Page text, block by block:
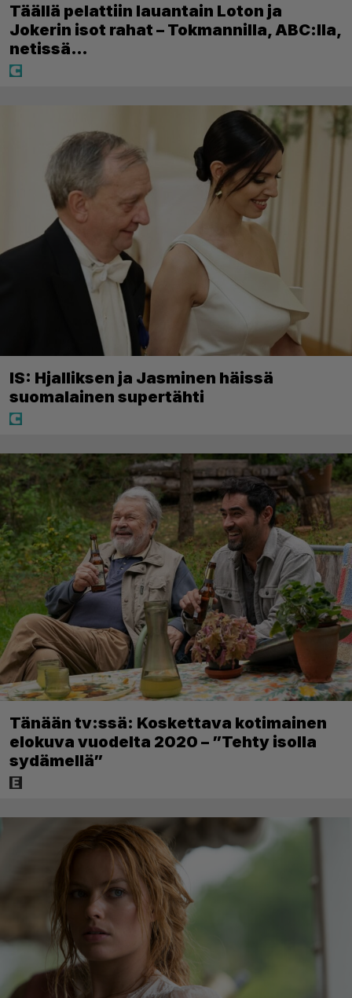
Täällä pelattiin lauantain Loton ja
Jokerin isot rahat – Tokmannilla, ABC:lla,
netissä…
IS: Hjalliksen ja Jasminen häissä
suomalainen supertähti
Tänään tv:ssä: Koskettava kotimainen
elokuva vuodelta 2020 – ”Tehty isolla
sydämellä”